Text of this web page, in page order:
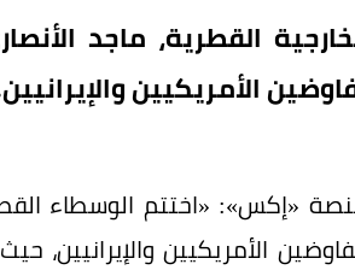
القطرية، ماجد
الأمريكيين
«إكس»: «اختتم الوسطاء
الأمريكيين والإيرانيين،